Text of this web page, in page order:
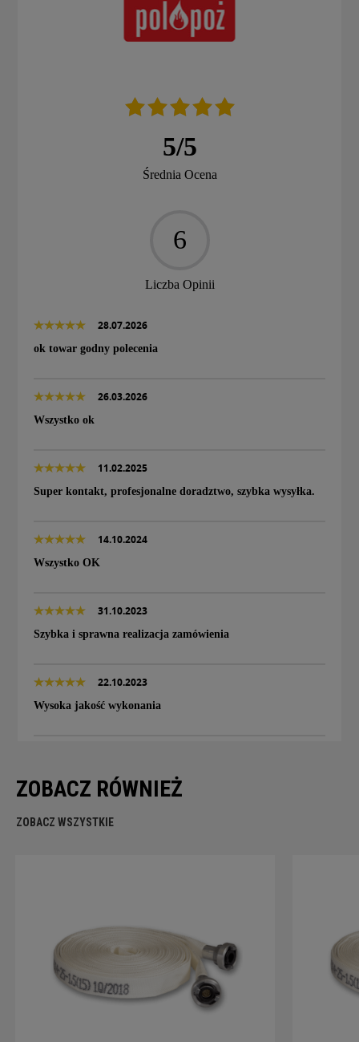
5/5
Średnia Ocena
6
Liczba Opinii
28.07.2026
ok towar godny polecenia
26.03.2026
Wszystko ok
11.02.2025
Super kontakt, profesjonalne doradztwo, szybka wysyłka.
14.10.2024
Wszystko OK
31.10.2023
Szybka i sprawna realizacja zamówienia
22.10.2023
Wysoka jakość wykonania
ZOBACZ RÓWNIEŻ
ZOBACZ WSZYSTKIE